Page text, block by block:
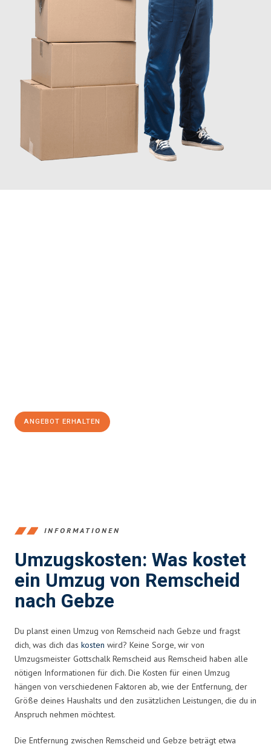
ANGEBOT ERHALTEN
INFORMATIONEN
Umzugskosten: Was kostet
ein Umzug von Remscheid
nach Gebze
Du planst einen Umzug von Remscheid nach Gebze und fragst
dich, was dich das kosten wird? Keine Sorge, wir von
Umzugsmeister Gottschalk Remscheid aus Remscheid haben alle
nötigen Informationen für dich. Die Kosten für einen Umzug
hängen von verschiedenen Faktoren ab, wie der Entfernung, der
Größe deines Haushalts und den zusätzlichen Leistungen, die du in
Anspruch nehmen möchtest.
Die Entfernung zwischen Remscheid und Gebze beträgt etwa